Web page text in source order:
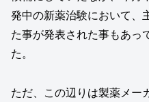
発中の新薬治験において、
た事が発表された事もあっ
た。
ただ、この辺りは製薬メー